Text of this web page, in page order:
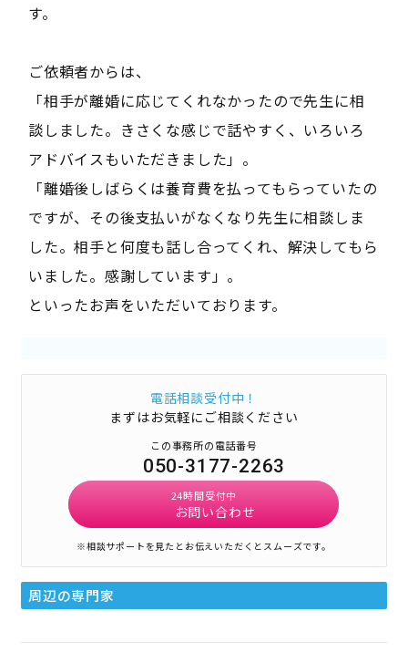
す。
ご依頼者からは、
「相手が離婚に応じてくれなかったので先生に相
談しました。きさくな感じで話やすく、いろいろ
アドバイスもいただきました」。
「離婚後しばらくは養育費を払ってもらっていたの
ですが、その後支払いがなくなり先生に相談しま
した。相手と何度も話し合ってくれ、解決してもら
いました。感謝しています」。
といったお声をいただいております。
電話相談受付中！
まずはお気軽にご相談ください
この事務所の電話番号
050-3177-2263
24時間受付中
お問い合わせ
※相談サポートを見たとお伝えいただくとスムーズです。
周辺の専門家